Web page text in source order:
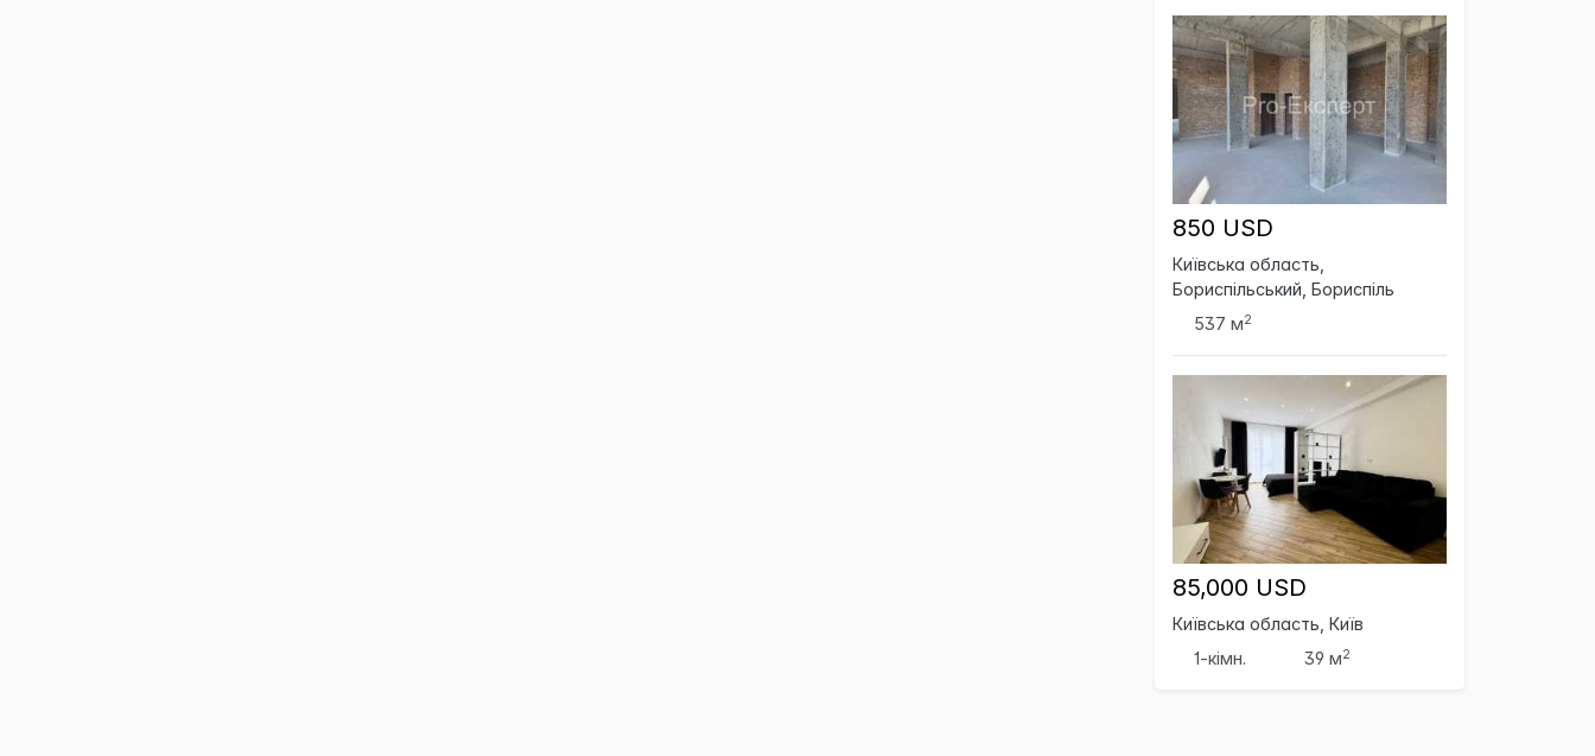
850 USD
Київська область,
Бориспільський, Бориспіль
537 м2
85,000 USD
Київська область, Київ
1-кімн.
39 м2